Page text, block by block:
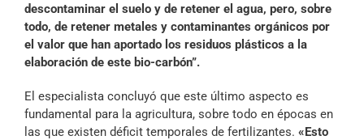
descontaminar el suelo y de retener el agua, pero, sobre
todo, de retener metales y contaminantes orgánicos por
el valor que han aportado los residuos plásticos a la
elaboración de este bio-carbón”.
El especialista concluyó que este último aspecto es
fundamental para la agricultura, sobre todo en épocas en
las que existen déficit temporales de fertilizantes. «Esto